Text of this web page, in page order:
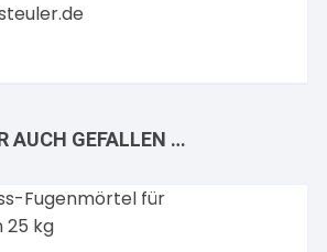
AUCH GEFALLEN …